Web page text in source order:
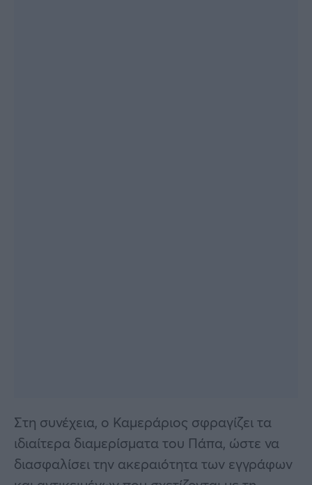
Στη συνέχεια, ο Καμεράριος σφραγίζει τα
ιδιαίτερα διαμερίσματα του Πάπα, ώστε να
διασφαλίσει την ακεραιότητα των εγγράφων